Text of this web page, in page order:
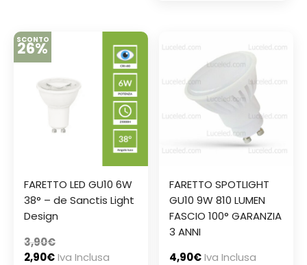
SCONTO
26%
FARETTO LED GU10 6W
38° – de Sanctis Light
Design
3,90€
2,90€Iva Inclusa
FARETTO SPOTLIGHT
GU10 9W 810 LUMEN
FASCIO 100° GARANZIA
3 ANNI
4,90€Iva Inclusa